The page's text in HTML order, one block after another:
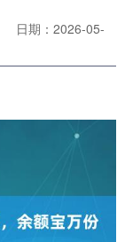
日期：2026-05-